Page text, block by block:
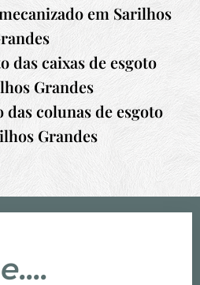
em Sarilhos
das caixas de esgoto
Grandes
colunas de esgoto
Grandes